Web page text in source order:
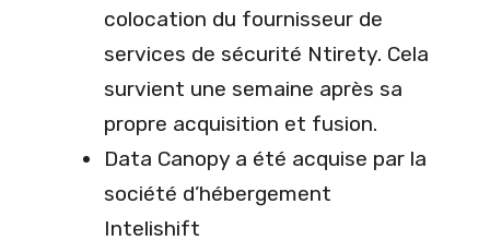
colocation du fournisseur de
services de sécurité Ntirety. Cela
survient une semaine après sa
propre acquisition et fusion.
Data Canopy a été acquise par la
société d’hébergement
Intelishift